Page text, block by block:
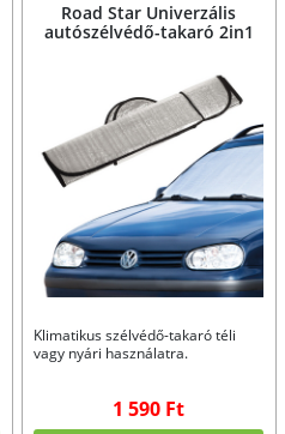
Road Star Univerzális
autószélvédő-takaró 2in1
Klimatikus szélvédő-takaró téli
vagy nyári használatra.
1 590 Ft